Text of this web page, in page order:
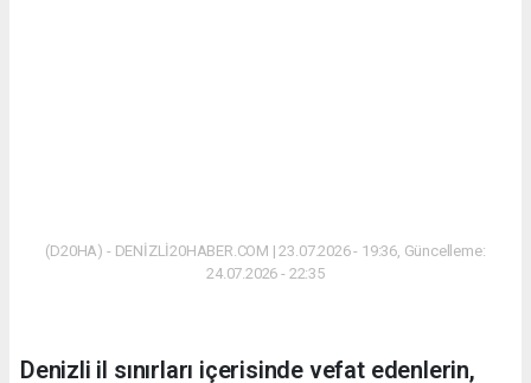
(D20HA) - DENİZLİ20HABER.COM | 23.07.2026 - 19:36, Güncelleme:
24.07.2026 - 22:35
Denizli il sınırları içerisinde vefat edenlerin,